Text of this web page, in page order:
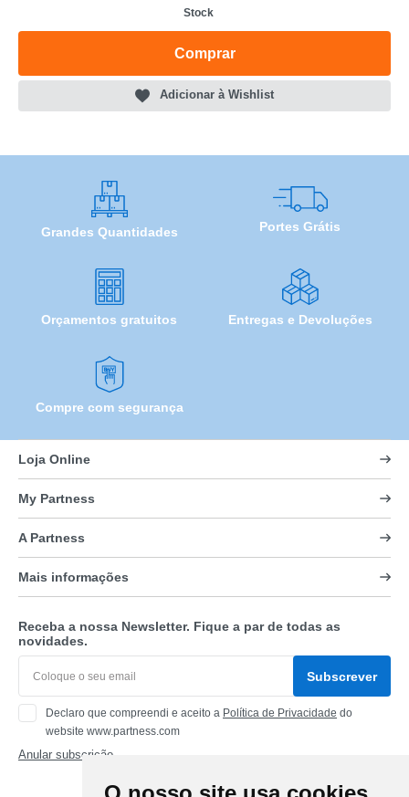
Stock
Comprar
Adicionar à Wishlist
Grandes Quantidades Portes Grátis
Orçamentos gratuitos Entregas e Devoluções
Compre com segurança
Loja Online
My Partness
A Partness
Mais informações
Receba a nossa Newsletter. Fique a par de todas as
novidades.
Subscrever
Declaro que compreendi e aceito a Política de Privacidade do
website www.partness.com
Anular subscrição
Siga-nos